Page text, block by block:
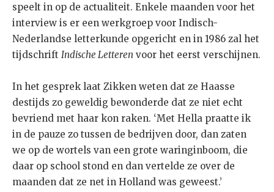
speelt in op de actualiteit. Enkele maanden voor het
interview is er een werkgroep voor Indisch-
Nederlandse letterkunde opgericht en in 1986 zal het
tijdschrift Indische Letteren voor het eerst verschijnen.
In het gesprek laat Zikken weten dat ze Haasse
destijds zo geweldig bewonderde dat ze niet echt
bevriend met haar kon raken. ‘Met Hella praatte ik
in de pauze zo tussen de bedrijven door, dan zaten
we op de wortels van een grote waringinboom, die
daar op school stond en dan vertelde ze over de
maanden dat ze net in Holland was geweest.’